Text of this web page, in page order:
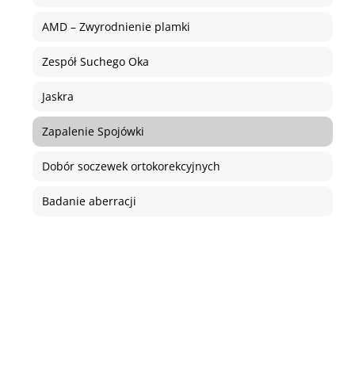
AMD – Zwyrodnienie plamki
Zespół Suchego Oka
Jaskra
Zapalenie Spojówki
Dobór soczewek ortokorekcyjnych
Badanie aberracji